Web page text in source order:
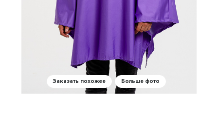
Заказать похожее Больше фото